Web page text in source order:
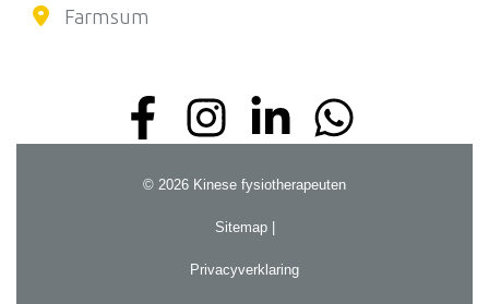
Farmsum
© 2026 Kinese fysiotherapeuten
Sitemap |
Privacyverklaring